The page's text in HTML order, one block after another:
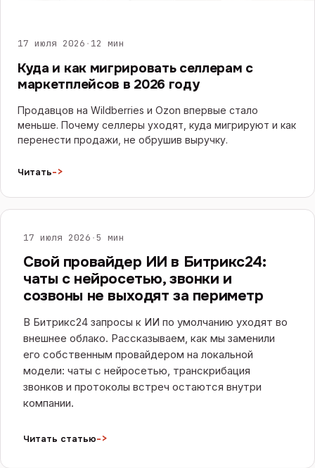
17 июля 2026 · 12 мин
Куда и как мигрировать селлерам с
маркетплейсов в 2026 году
Продавцов на Wildberries и Ozon впервые стало
меньше. Почему селлеры уходят, куда мигрируют и как
перенести продажи, не обрушив выручку.
Читать->
ИИ И ЧАТ-БОТЫ
17 июля 2026 ·5 мин
Свой провайдер ИИ в Битрикс24:
чаты с нейросетью, звонки и
созвоны не выходят за периметр
В Битрикс24 запросы к ИИ по умолчанию уходят во
внешнее облако. Рассказываем, как мы заменили
его собственным провайдером на локальной
модели: чаты с нейросетью, транскрибация
звонков и протоколы встреч остаются внутри
компании.
Читать статью->